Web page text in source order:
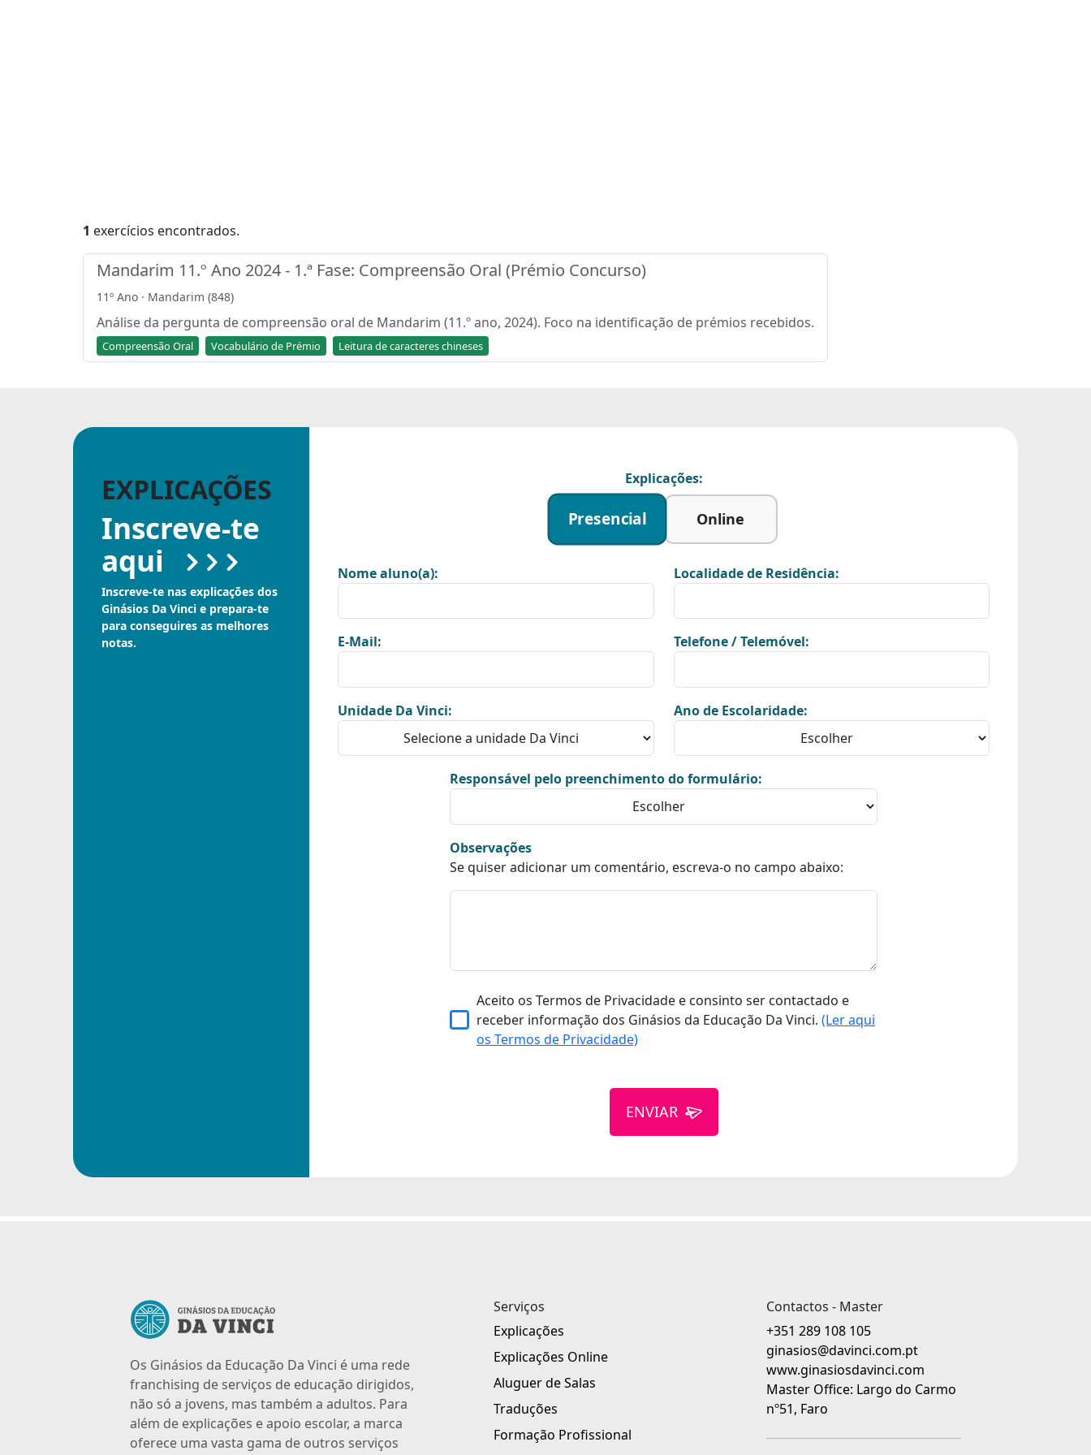
1 exercícios encontrados.
Mandarim 11.º Ano 2024 - 1.ª Fase: Compreensão Oral (Prémio Concurso)
11º Ano · Mandarim (848)
Análise da pergunta de compreensão oral de Mandarim (11.º ano, 2024). Foco na identificação de prémios recebidos.
Compreensão Oral Vocabulário de Prémio Leitura de caracteres chineses
EXPLICAÇÕES
Inscreve-te
aqui
Inscreve-te nas explicações dos
Ginásios Da Vinci e prepara-te
para conseguires as melhores
notas.
Explicações:
Presencial Online
Nome aluno(a): Localidade de Residência:
E-Mail: Telefone / Telemóvel:
Unidade Da Vinci: Ano de Escolaridade:
Responsável pelo preenchimento do formulário:
Observações
Se quiser adicionar um comentário, escreva-o no campo abaixo:
Aceito os Termos de Privacidade e consinto ser contactado e
receber informação dos Ginásios da Educação Da Vinci.(Ler aqui
os Termos de Privacidade)
ENVIAR
Os Ginásios da Educação Da Vinci é uma rede
franchising de serviços de educação dirigidos,
não só a jovens, mas também a adultos. Para
além de explicações e apoio escolar, a marca
oferece uma vasta gama de outros serviços
Serviços
Explicações
Explicações Online
Aluguer de Salas
Traduções
Formação Profissional
Contactos - Master
+351 289 108 105
ginasios@davinci.com.pt
www.ginasiosdavinci.com
Master Office: Largo do Carmo
nº51, Faro